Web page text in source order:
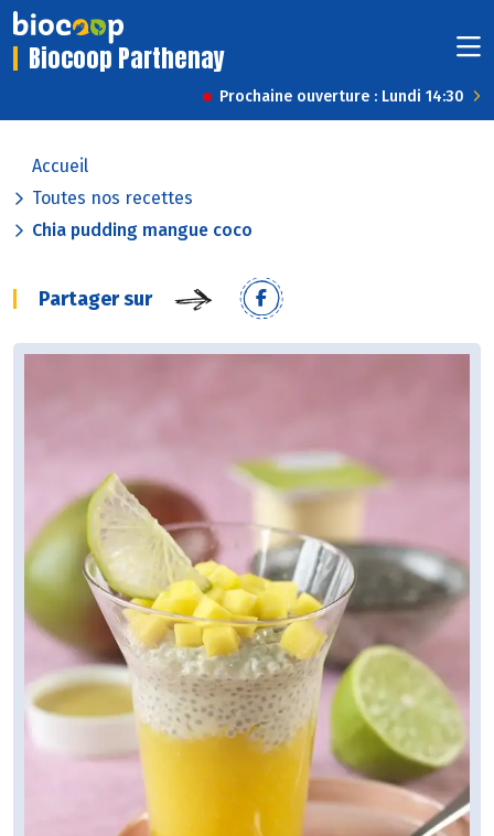
Biocoop Parthenay
Prochaine ouverture : Lundi 14:30
Accueil
Toutes nos recettes
Chia pudding mangue coco
Partager sur